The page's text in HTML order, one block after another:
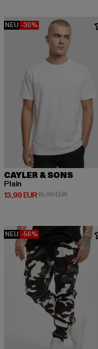
NEU -30%
CAYLER & SONS
Plain
13,99 EUR
Derzeitiger Preis: 13,99 EUR
19,99 EUR
NEU -56%